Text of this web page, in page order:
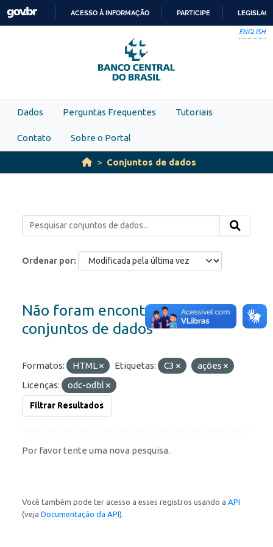
Skip to main content
PARA
O
CONTEÚDO
ACESSO À INFORMAÇÃO PARTICIPE
ENGLISH
Dados Perguntas Frequentes Tutoriais
Contato Sobre o Portal
Conjuntos de dados
Ordenar por
Não foram encontrados
conjuntos de dados
Formatos: HTML Etiquetas: C3
ações
Licenças:
odc-odbl
Filtrar Resultados
Por favor tente uma nova pesquisa.
Você também pode ter acesso a esses registros usando a API
(veja Documentação da API).